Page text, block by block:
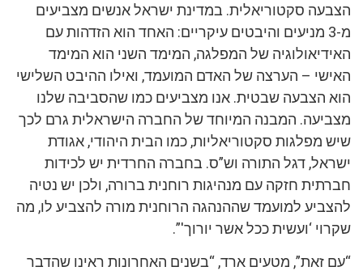
הצבעה סקטוריאלית. במדינת ישראל אנשים מצביעים
מ-3 מניעים והיבטים עיקריים: האחד הוא הזדהות עם
האידיאולוגיה של המפלגה, המימד השני הוא המימד
האישי – הערצה של האדם המועמד, ואילו ההיבט השלישי
הוא הצבעה שבטית. אנו מצביעים כמו שהסביבה שלנו
מצביעה. המבנה המיוחד של החברה הישראלית גרם לכך
שיש מפלגות סקטוריאליות, כמו הבית היהודי, אגודת
ישראל, דגל התורה וש”ס. בחברה החרדית יש לכידות
חברתית חזקה עם מנהיגות רוחנית ברורה, ולכן יש נטיה
להצביע למועמד שההנהגה הרוחנית מורה להצביע לו, מה
שקרוי ‘ועשית ככל אשר יורוך'”.
“עם זאת”, מטעים ארד, “בשנים האחרונות ראינו שהדבר